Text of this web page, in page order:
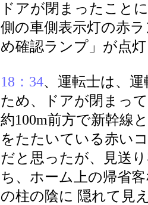
ドアが閉まったこと
側の車側表示灯の赤
め確認ランプ」が点
18：34、運転士は、
ため、ドアが閉まっ
約100m前方で新幹線
をたたいている赤い
だと思ったが、見送
ち、ホーム上の帰省
の柱の陰に 隠れて見